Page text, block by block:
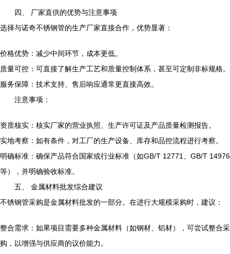
四、 厂家直供的优势与注意事项
选择与诺奇不锈钢管的生产厂家直接合作，优势显著：
价格优势：减少中间环节，成本更低。
质量可控：可直接了解生产工艺和质量控制体系，甚至可定制非标规格。
服务保障：技术支持、售后响应通常更直接高效。
注意事项：
资质核实：核实厂家的营业执照、生产许可证及产品质量检测报告。
实地考察：如有条件，对工厂的生产设备、库存和品控流程进行考察。
明确标准：确保产品符合国家或行业标准（如GB/T 12771、GB/T 14976
等），并明确验收标准。
五、 金属材料批发综合建议
不锈钢管采购是金属材料批发的一部分。在进行大规模采购时，建议：
整合需求：如果项目需要多种金属材料（如钢材、铝材），可尝试整合采
购，以增强与供应商的议价能力。